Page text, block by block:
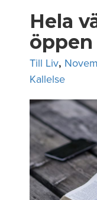
Hela
öppen
Till Liv,
Kallelse